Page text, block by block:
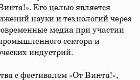
Его целью является
науки и технологий через
медиа при участии
сектора и
индустрий.
с фестивалем «От Винта!»,